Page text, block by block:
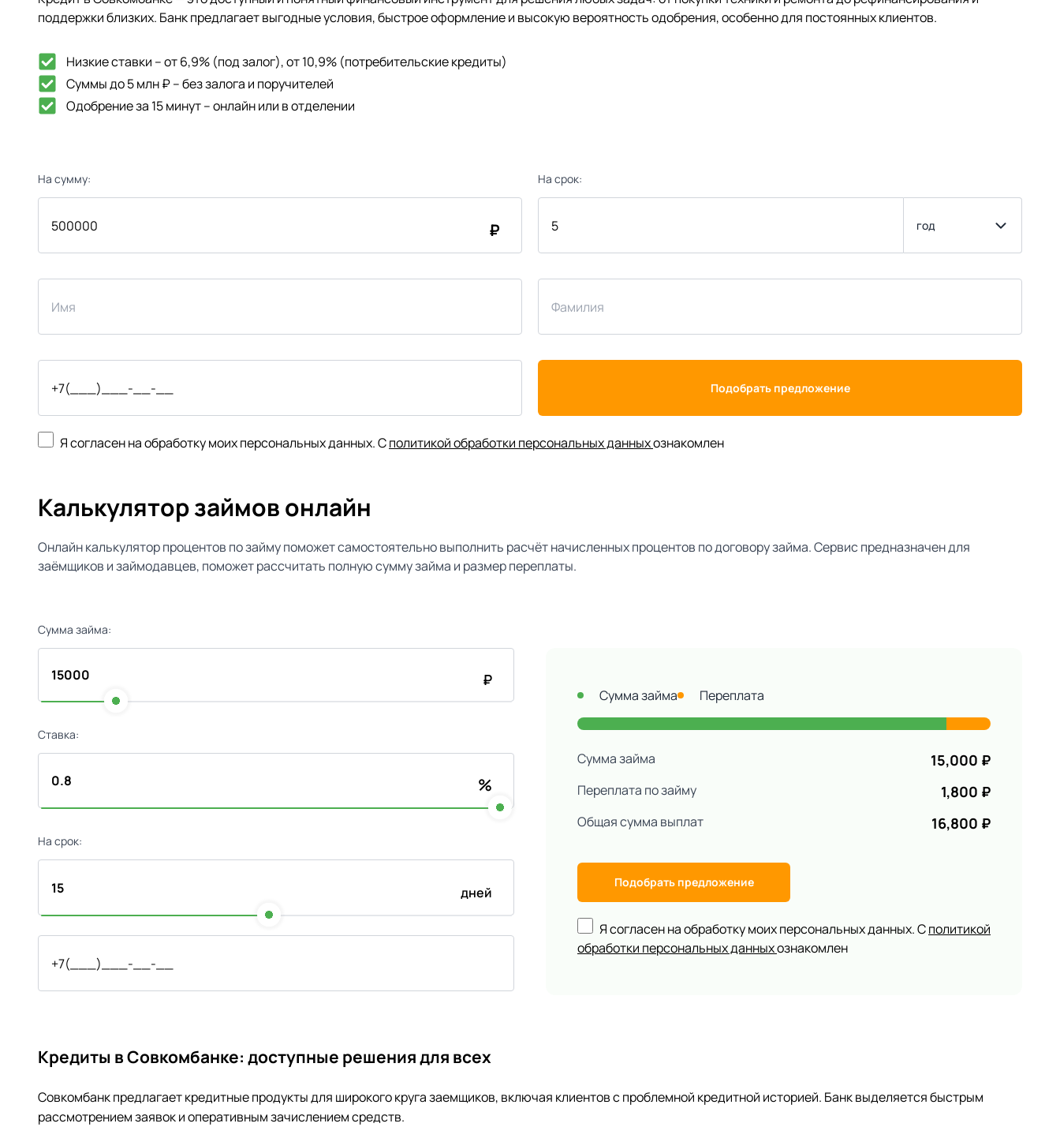
поддержки близких. Банк предлагает выгодные условия, быстрое оформление и высокую вероятность одобрения, особенно для постоянных клиентов.
Низкие ставки – от 6,9% (под залог), от 10,9% (потребительские кредиты)
Суммы до 5 млн ₽ – без залога и поручителей
Одобрение за 15 минут – онлайн или в отделении
На сумму:
₽
На срок:
год
Подобрать предложение
Я согласен на обработку моих персональных данных. Сполитикой обработки персональных данныхознакомлен
Калькулятор займов онлайн
Онлайн калькулятор процентов по займу поможет самостоятельно выполнить расчёт начисленных процентов по договору займа. Сервис предназначен для
заёмщиков и займодавцев, поможет рассчитать полную сумму займа и размер переплаты.
Сумма займа:
₽
Ставка:
%
На срок:
дней
Сумма займа Переплата
Сумма займа 15,000 ₽
Переплата по займу 1,800 ₽
Общая сумма выплат 16,800 ₽
Подобрать предложение
Я согласен на обработку моих персональных данных. Сполитикой
обработки персональных данныхознакомлен
Кредиты в Совкомбанке: доступные решения для всех
Совкомбанк предлагает кредитные продукты для широкого круга заемщиков, включая клиентов с проблемной кредитной историей. Банк выделяется быстрым
рассмотрением заявок и оперативным зачислением средств.